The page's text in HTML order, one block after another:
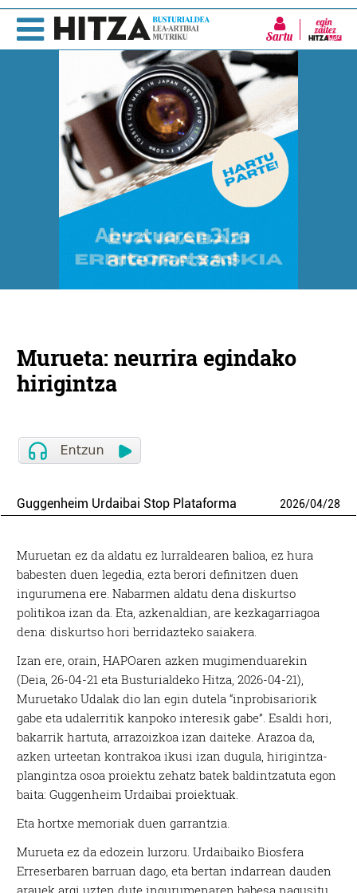
Sartu
Murueta: neurrira egindako
hirigintza
Guggenheim Urdaibai Stop Plataforma 2026/04/28
Muruetan ez da aldatu ez lurraldearen balioa, ez hura
babesten duen legedia, ezta berori definitzen duen
ingurumena ere. Nabarmen aldatu dena diskurtso
politikoa izan da. Eta, azkenaldian, are kezkagarriagoa
dena: diskurtso hori berridazteko saiakera.
Izan ere, orain, HAPOaren azken mugimenduarekin
(Deia, 26-04-21 eta Busturialdeko Hitza, 2026-04-21),
Muruetako Udalak dio lan egin dutela “inprobisariorik
gabe eta udalerritik kanpoko interesik gabe”. Esaldi hori,
bakarrik hartuta, arrazoizkoa izan daiteke. Arazoa da,
azken urteetan kontrakoa ikusi izan dugula, hirigintza-
plangintza osoa proiektu zehatz batek baldintzatuta egon
baita: Guggenheim Urdaibai proiektuak.
Eta hortxe memoriak duen garrantzia.
Murueta ez da edozein lurzoru. Urdaibaiko Biosfera
Erreserbaren barruan dago, eta bertan indarrean dauden
arauek argi uzten dute ingurumenaren babesa nagusitu